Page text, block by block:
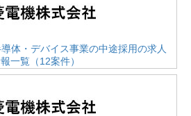
体・デバイス事業の中途採用の求人
一覧（12案件）